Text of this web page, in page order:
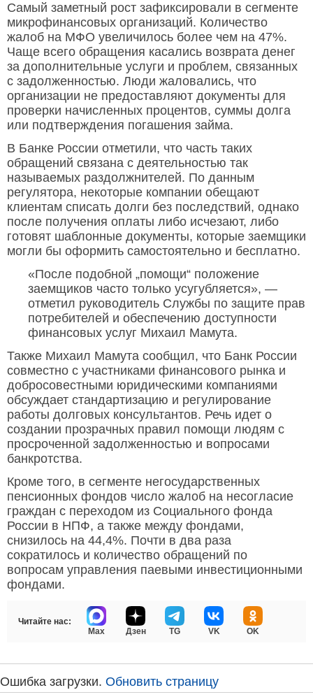
Самый заметный рост зафиксировали в сегменте
микрофинансовых организаций. Количество
жалоб на МФО увеличилось более чем на 47%.
Чаще всего обращения касались возврата денег
за дополнительные услуги и проблем, связанных
с задолженностью. Люди жаловались, что
организации не предоставляют документы для
проверки начисленных процентов, суммы долга
или подтверждения погашения займа.
В Банке России отметили, что часть таких
обращений связана с деятельностью так
называемых раздолжнителей. По данным
регулятора, некоторые компании обещают
клиентам списать долги без последствий, однако
после получения оплаты либо исчезают, либо
готовят шаблонные документы, которые заемщики
могли бы оформить самостоятельно и бесплатно.
«После подобной „помощи“ положение
заемщиков часто только усугубляется», —
отметил руководитель Службы по защите прав
потребителей и обеспечению доступности
финансовых услуг Михаил Мамута.
Также Михаил Мамута сообщил, что Банк России
совместно с участниками финансового рынка и
добросовестными юридическими компаниями
обсуждает стандартизацию и регулирование
работы долговых консультантов. Речь идет о
создании прозрачных правил помощи людям с
просроченной задолженностью и вопросами
банкротства.
Кроме того, в сегменте негосударственных
пенсионных фондов число жалоб на несогласие
граждан с переходом из Социального фонда
России в НПФ, а также между фондами,
снизилось на 44,4%. Почти в два раза
сократилось и количество обращений по
вопросам управления паевыми инвестиционными
фондами.
Читайте нас:
Max
Дзен TG VK OK
Ошибка загрузки. Обновить страницу